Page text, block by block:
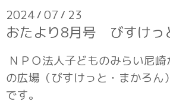
2024 / 07 / 23
おたより8月号 びすけっ
ＮＰＯ法人子どものみらい尼
の広場（びすけっと・まかろん
です。